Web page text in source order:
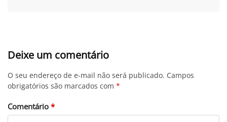
Deixe um comentário
O seu endereço de e-mail não será publicado. Campos
obrigatórios são marcados com *
Comentário *